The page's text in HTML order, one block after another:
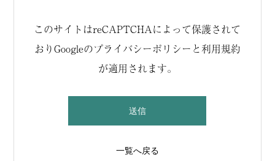
このサイトはreCAPTCHAによって保護されて
おりGoogleのプライバシーポリシー と利用規約
が適用されます。
このフィールドは空のままにしてください。
一覧へ戻る